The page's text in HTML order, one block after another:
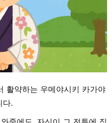
활약하는 우메야시키 카가야
다.